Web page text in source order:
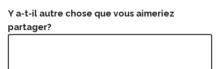
Y a-t-il autre chose que vous aimeriez
partager?